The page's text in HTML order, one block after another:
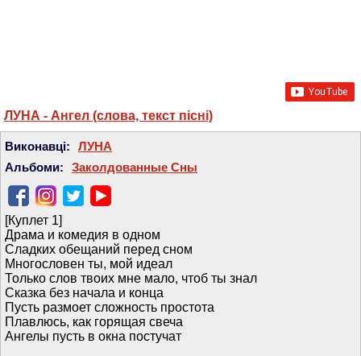
ЛУНА - Ангел (слова, текст пісні)
Виконавці:
ЛУНА
Альбоми:
Заколдованные Сны
[Куплет 1]
Драма и комедия в одном
Сладких обещаний перед сном
Многословен ты, мой идеал
Только слов твоих мне мало, чтоб ты знал
Сказка без начала и конца
Пусть размоет сложность простота
Плавлюсь, как горящая свеча
Ангелы пусть в окна постучат